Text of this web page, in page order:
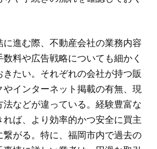
に進む際、不動産会社の業務内容
料や広告戦略についても細かく
きたい。それぞれの会社が持つ販
やインターネット掲載の有無、現
法などが違っている。経験豊富な
れば、より効率的かつ安全に買主
繋がる。特に、福岡市内で過去の